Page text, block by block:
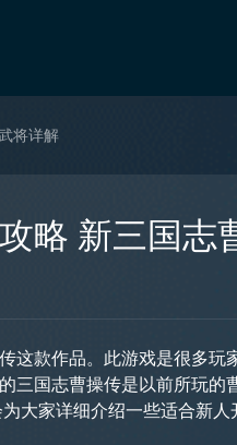
将详解
略 新三国志
这款作品。此游戏是很多
三国志曹操传是以前所玩
大家详细介绍一些适合新人